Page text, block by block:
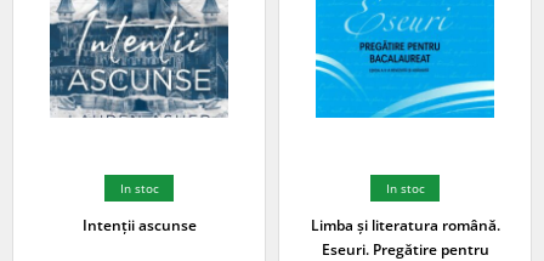
In stoc
Intenții ascunse
In stoc
Limba și literatura română.
Eseuri. Pregătire pentru